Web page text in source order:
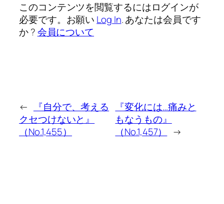
このコンテンツを閲覧するにはログインが
必要です。お願い Log In. あなたは会員です
か ?会員について
←
『自分で、考える
クセつけないと』
（No.1,455）
『変化には…痛みと
もなうもの』
（No.1,457）
→